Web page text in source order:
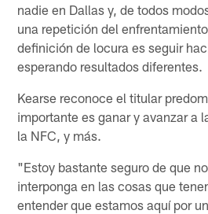
nadie en Dallas y, de todos
una repetición del
definición de locura es seguir
esperando resultados diferentes.
Kearse reconoce el titular
importante es ganar y avanzar a
la NFC, y más.
"Estoy bastante seguro de que
interponga en las cosas que
entender que estamos aquí por